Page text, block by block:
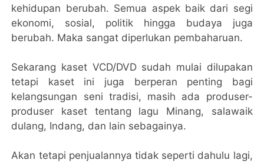
kehidupan berubah. Semua aspek baik dari segi
ekonomi, sosial, politik hingga budaya juga
berubah. Maka sangat diperlukan pembaharuan.
Sekarang kaset VCD/DVD sudah mulai dilupakan
tetapi kaset ini juga berperan penting bagi
kelangsungan seni tradisi, masih ada produser-
produser kaset tentang lagu Minang, salawaik
dulang, Indang, dan lain sebagainya.
Akan tetapi penjualannya tidak seperti dahulu lagi,